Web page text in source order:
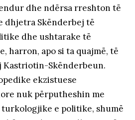
dhe ndërsa rreshton të
dhjetra Skënderbej të
dhe ushtarake të
harron, apo si ta quajmë, të
Kastriotin-Skënderbeun.
ekzistuese
nuk përputheshin me
e politike, shumë